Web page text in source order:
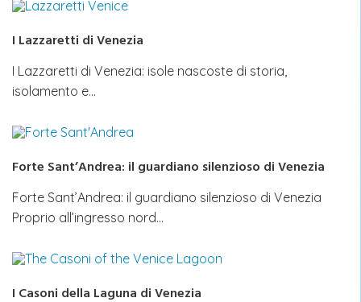
I Lazzaretti di Venezia
I Lazzaretti di Venezia: isole nascoste di storia,
isolamento e…
Forte Sant’Andrea: il guardiano silenzioso di Venezia
Forte Sant’Andrea: il guardiano silenzioso di Venezia
Proprio all’ingresso nord…
I Casoni della Laguna di Venezia